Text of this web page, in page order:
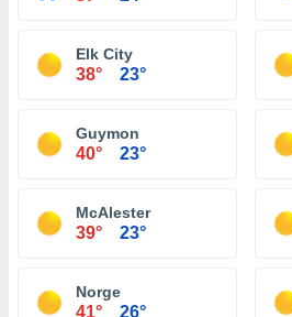
Elk City
38° 23°
Guymon
40° 23°
McAlester
39° 23°
Norge
41° 26°